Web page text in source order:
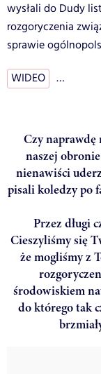
wysłali do Dudy
rozgoryczenia
sprawie
WIDEO …
Czy naprawdę
naszej
nienawiści
pisali koledzy po
Przez długi
Cieszyliśmy się
że mogliśmy z
środowiskiem
do którego tak